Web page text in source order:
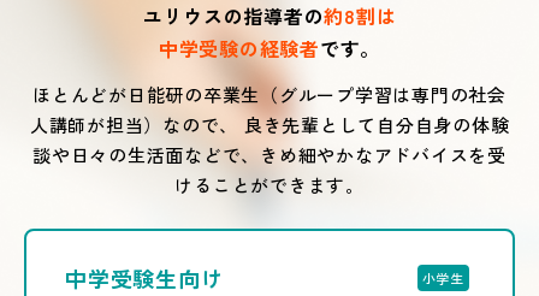
ユリウスの指導者の約8割は
中学受験の経験者です。
ほとんどが日能研の卒業生（グループ学習は専門の社会
人講師が担当）なので、
良き先輩として自分自身の体験
談や日々の生活面などで、きめ細やかなアドバイスを受
けることができます。
中学受験生向け 小学生